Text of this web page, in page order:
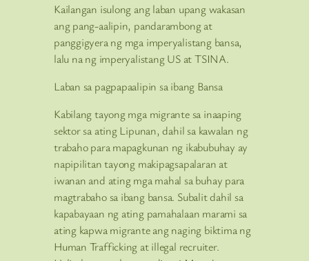
Kailangan isulong ang laban upang wakasan
ang pang-aalipin, pandarambong at
panggigyera ng mga imperyalistang bansa,
lalu na ng imperyalistang US at TSINA.
Laban sa pagpapaalipin sa ibang Bansa
Kabilang tayong mga migrante sa inaaping
sektor sa ating Lipunan, dahil sa kawalan ng
trabaho para mapagkunan ng ikabubuhay ay
napipilitan tayong makipagsapalaran at
iwanan and ating mga mahal sa buhay para
magtrabaho sa ibang bansa. Subalit dahil sa
kapabayaan ng ating pamahalaan marami sa
ating kapwa migrante ang naging biktima ng
Human Trafficking at illegal recruiter.